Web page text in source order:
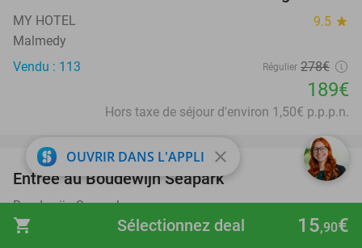
shopping_cart 15,90€
Sélectionnez deal
MY HOTEL 9.5 star
Malmedy
Vendu : 113
Régulier 278€
189€
Hors taxe de séjour d'environ 1,50€ p.p.p.n.
35%
favorite_border
Entrée au Boudewijn Seapark
Boudewijn Seapark
Brugge
OUVRIR DANS L'APPLI close